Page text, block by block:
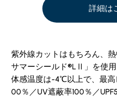
詳細は
紫外線カットはもちろん、
サマーシールド®LⅡ」を使用
体感温度は-4℃以上で、最高
00％／UV遮蔽率100％／